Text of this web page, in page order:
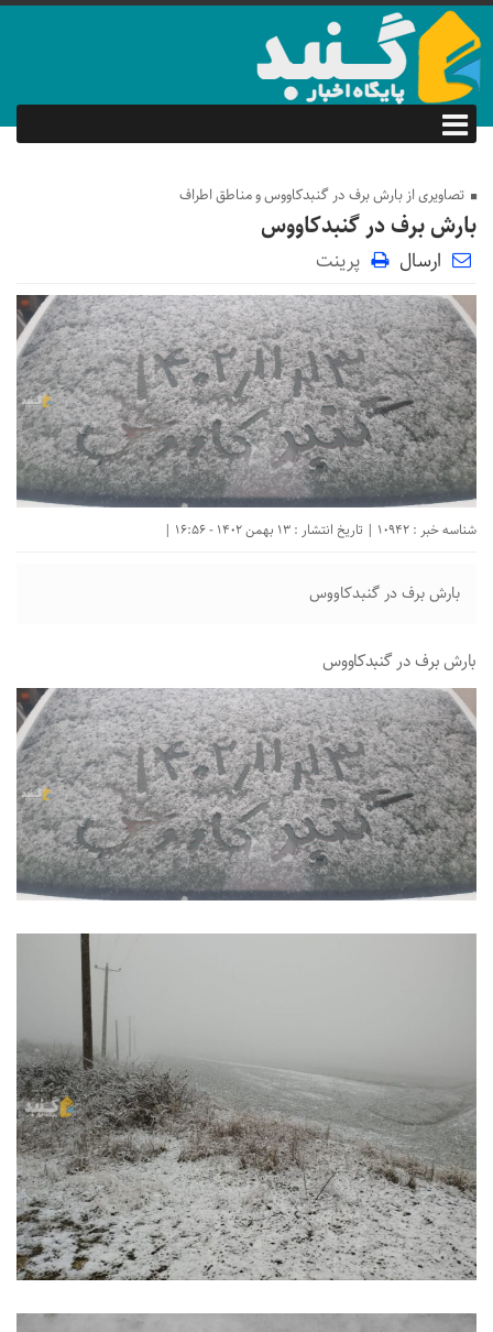
تصاویری از بارش برف در گنبدکاووس و مناطق اطراف
بارش برف در گنبدکاووس
ارسال پرینت
شناسه خبر : 10942 | تاریخ انتشار : 13 بهمن 1402 - 16:56 |
بارش برف در گنبدکاووس
بارش برف در گنبدکاووس